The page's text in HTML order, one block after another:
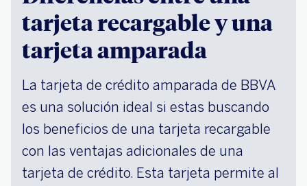
tarjeta recargable y una
tarjeta amparada
La tarjeta de crédito amparada de BBVA
es una solución ideal si estas buscando
los beneficios de una tarjeta recargable
con las ventajas adicionales de una
tarjeta de crédito. Esta tarjeta permite al